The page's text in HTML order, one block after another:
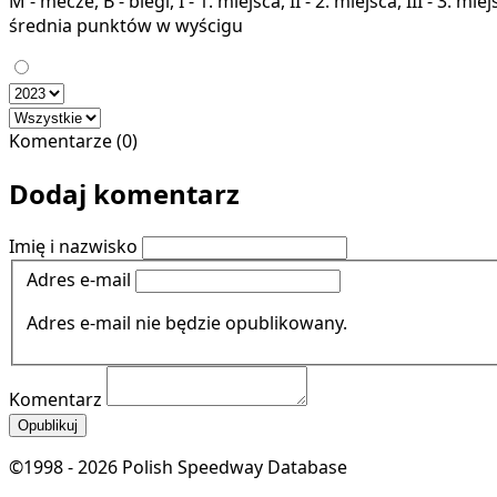
średnia punktów w wyścigu
Komentarze (0)
Dodaj komentarz
Imię i nazwisko
Adres e-mail
Adres e-mail nie będzie opublikowany.
Komentarz
Opublikuj
©1998 - 2026 Polish Speedway Database